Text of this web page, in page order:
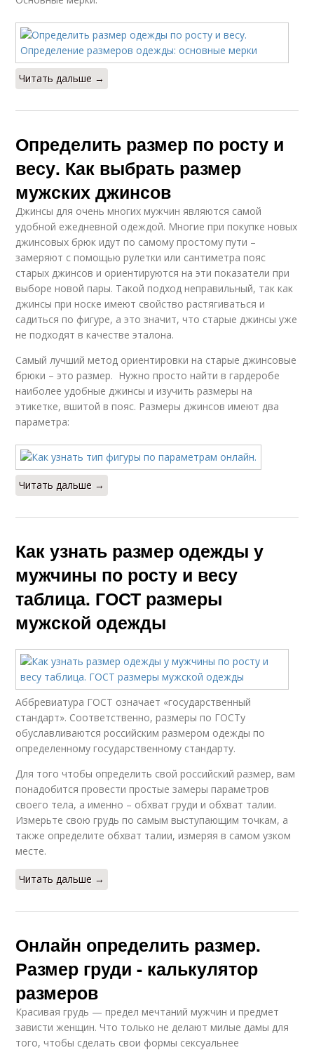
Читать дальше →
Определить размер по росту и
весу. Как выбрать размер
мужских джинсов
Джинсы для очень многих мужчин являются самой
удобной ежедневной одеждой. Многие при покупке новых
джинсовых брюк идут по самому простому пути –
замеряют с помощью рулетки или сантиметра пояс
старых джинсов и ориентируются на эти показатели при
выборе новой пары. Такой подход неправильный, так как
джинсы при носке имеют свойство растягиваться и
садиться по фигуре, а это значит, что старые джинсы уже
не подходят в качестве эталона.
Самый лучший метод ориентировки на старые джинсовые
брюки – это размер. Нужно просто найти в гардеробе
наиболее удобные джинсы и изучить размеры на
этикетке, вшитой в пояс. Размеры джинсов имеют два
параметра:
Читать дальше →
Как узнать размер одежды у
мужчины по росту и весу
таблица. ГОСТ размеры
мужской одежды
Аббревиатура ГОСТ означает «государственный
стандарт». Соответственно, размеры по ГОСТу
обуславливаются российским размером одежды по
определенному государственному стандарту.
Для того чтобы определить свой российский размер, вам
понадобится провести простые замеры параметров
своего тела, а именно – обхват груди и обхват талии.
Измерьте свою грудь по самым выступающим точкам, а
также определите обхват талии, измеряя в самом узком
месте.
Читать дальше →
Онлайн определить размер.
Размер груди - калькулятор
размеров
Красивая грудь — предел мечтаний мужчин и предмет
зависти женщин. Что только не делают милые дамы для
того, чтобы сделать свои формы сексуальнее